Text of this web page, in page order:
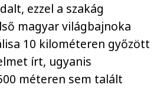
ezzel a szakág
magyar világbajnoka
10 kilométeren győzött
írt, ugyanis
méteren sem talált